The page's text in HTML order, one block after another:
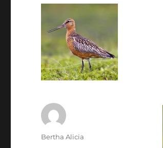
Author
Bertha Alicia